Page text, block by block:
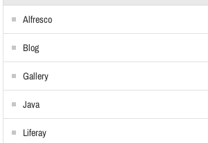
Alfresco
Blog
Gallery
Java
Liferay